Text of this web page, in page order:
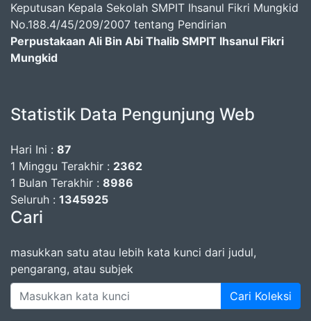
Keputusan Kepala Sekolah SMPIT Ihsanul Fikri Mungkid
No.188.4/45/209/2007 tentang Pendirian
Perpustakaan Ali Bin Abi Thalib SMPIT Ihsanul Fikri
Mungkid
Statistik Data Pengunjung Web
Hari Ini : 87
1 Minggu Terakhir : 2362
1 Bulan Terakhir : 8986
Seluruh : 1345925
Cari
masukkan satu atau lebih kata kunci dari judul,
pengarang, atau subjek
Cari Koleksi